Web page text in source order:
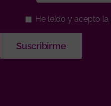
He leído y acepto la